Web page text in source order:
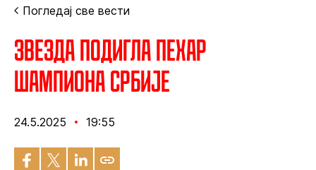
Погледај све вести
Звезда подигла пехар
шампиона Србије
24.5.2025 19:55